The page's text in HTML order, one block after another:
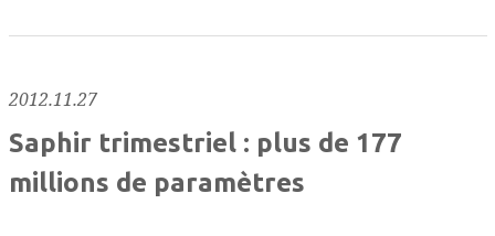
2012.11.27
Saphir trimestriel : plus de 177
millions de paramètres